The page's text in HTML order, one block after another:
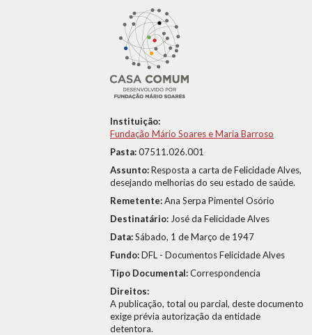
Instituição:
Fundação Mário Soares e Maria Barroso
Pasta:07511.026.001
Assunto:Resposta a carta de Felicidade Alves,
desejando melhorias do seu estado de saúde.
Remetente:Ana Serpa Pimentel Osório
Destinatário: José da Felicidade Alves
Data:Sábado, 1 de Março de 1947
Fundo:DFL - Documentos Felicidade Alves
Tipo Documental:Correspondencia
Direitos:
A publicação, total ou parcial, deste documento
exige prévia autorização da entidade
detentora.